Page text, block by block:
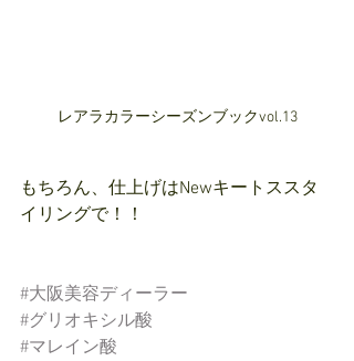
レアラカラーシーズンブックvol.13
もちろん、仕上げはNewキートススタ
イリングで！！
#大阪美容ディーラー
#グリオキシル酸
#マレイン酸